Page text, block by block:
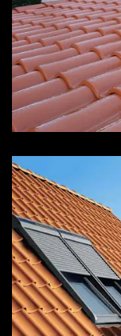
Devis
Savoie
Pose de